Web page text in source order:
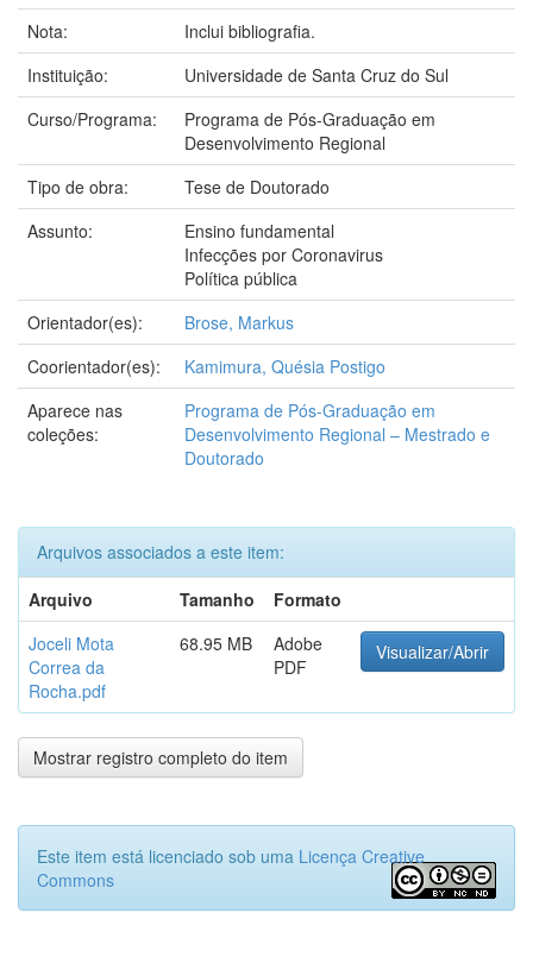
Nota:
Inclui bibliografia.
Instituição:
Universidade de Santa Cruz do Sul
Curso/Programa:
Programa de Pós-Graduação em
Desenvolvimento Regional
Tipo de obra:
Tese de Doutorado
Assunto:
Ensino fundamental
Infecções por Coronavirus
Política pública
Orientador(es):
Brose, Markus
Coorientador(es):
Kamimura, Quésia Postigo
Aparece nas
coleções:
Programa de Pós-Graduação em
Desenvolvimento Regional – Mestrado e
Doutorado
Arquivos associados a este item:
Arquivo
Tamanho
Formato
Joceli Mota
Correa da
Rocha.pdf
68.95 MB
Adobe
PDF
Visualizar/Abrir
Mostrar registro completo do item
Este item está licenciado sob uma Licença Creative
Commons